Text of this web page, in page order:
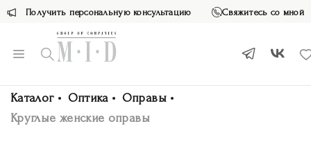
Получить персональную консультацию Свяжитесь со мной
Каталог Оптика
Оправы
Круглые женские оправы